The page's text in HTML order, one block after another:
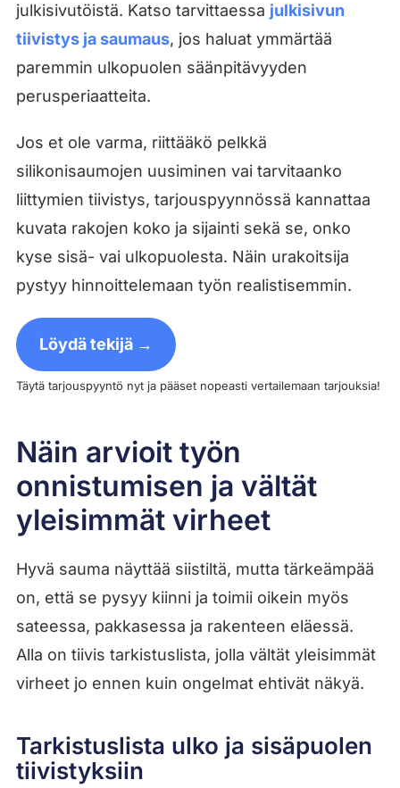
julkisivutöistä. Katso tarvittaessa julkisivun
tiivistys ja saumaus, jos haluat ymmärtää
paremmin ulkopuolen säänpitävyyden
perusperiaatteita.
Jos et ole varma, riittääkö pelkkä
silikonisaumojen uusiminen vai tarvitaanko
liittymien tiivistys, tarjouspyynnössä kannattaa
kuvata rakojen koko ja sijainti sekä se, onko
kyse sisä- vai ulkopuolesta. Näin urakoitsija
pystyy hinnoittelemaan työn realistisemmin.
Löydä tekijä →
Täytä tarjouspyyntö nyt ja pääset nopeasti vertailemaan tarjouksia!
Näin arvioit työn
onnistumisen ja vältät
yleisimmät virheet
Hyvä sauma näyttää siistiltä, mutta tärkeämpää
on, että se pysyy kiinni ja toimii oikein myös
sateessa, pakkasessa ja rakenteen eläessä.
Alla on tiivis tarkistuslista, jolla vältät yleisimmät
virheet jo ennen kuin ongelmat ehtivät näkyä.
Tarkistuslista ulko ja sisäpuolen
tiivistyksiin